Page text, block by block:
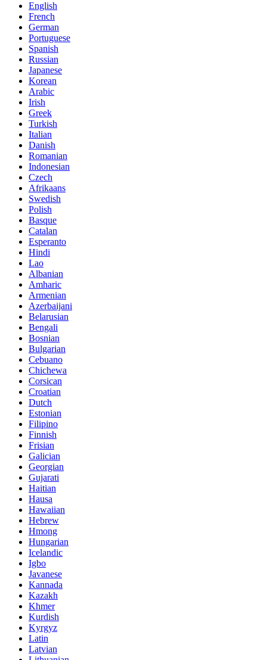
English
French
German
Portuguese
Spanish
Russian
Japanese
Korean
Arabic
Irish
Greek
Turkish
Italian
Danish
Romanian
Indonesian
Czech
Afrikaans
Swedish
Polish
Basque
Catalan
Esperanto
Hindi
Lao
Albanian
Amharic
Armenian
Azerbaijani
Belarusian
Bengali
Bosnian
Bulgarian
Cebuano
Chichewa
Corsican
Croatian
Dutch
Estonian
Filipino
Finnish
Frisian
Galician
Georgian
Gujarati
Haitian
Hausa
Hawaiian
Hebrew
Hmong
Hungarian
Icelandic
Igbo
Javanese
Kannada
Kazakh
Khmer
Kurdish
Kyrgyz
Latin
Latvian